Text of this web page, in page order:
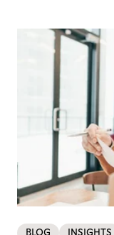
BLOG INSIGHTS